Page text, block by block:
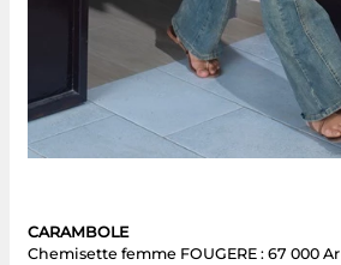
CARAMBOLE
Chemisette femme FOUGERE : 67 000 Ar